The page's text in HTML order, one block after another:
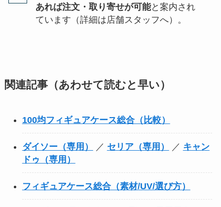
あれば注文・取り寄せが可能と案内され
ています（詳細は店舗スタッフへ）。
関連記事（あわせて読むと早い）
100均フィギュアケース総合（比較）
ダイソー（専用） ／ セリア（専用） ／ キャン
ドゥ（専用）
フィギュアケース総合（素材/UV/選び方）